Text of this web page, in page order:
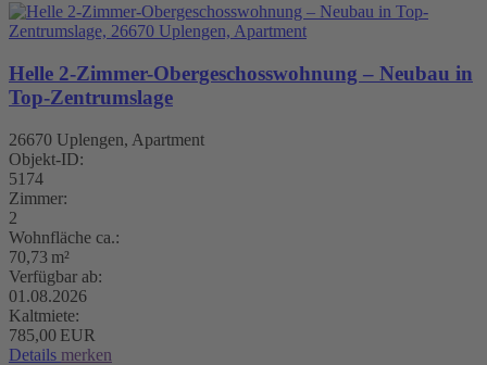
Helle 2-Zimmer-Obergeschosswohnung – Neubau in
Top-Zentrumslage
26670 Uplengen, Apartment
Objekt-ID:
5174
Zimmer:
2
Wohnfläche ca.:
70,73 m²
Verfügbar ab:
01.08.2026
Kaltmiete:
785,00 EUR
Details merken